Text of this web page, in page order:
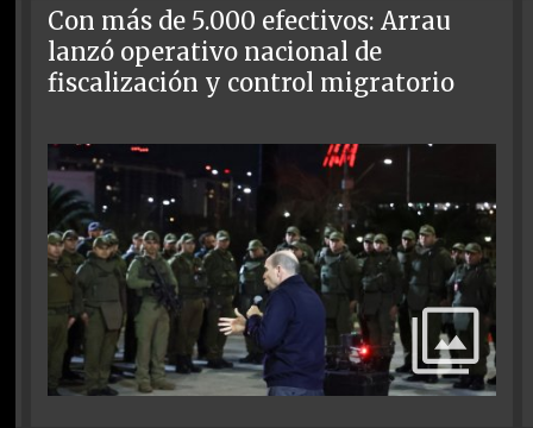
Con más de 5.000 efectivos: Arrau
lanzó operativo nacional de
fiscalización y control migratorio